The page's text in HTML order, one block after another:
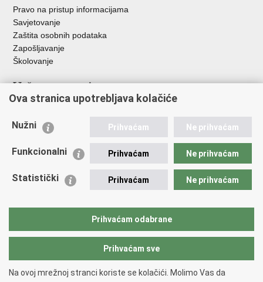
Pravo na pristup informacijama
Savjetovanje
Zaštita osobnih podataka
Zapošljavanje
Školovanje
Važne poveznice
Ministarstvo unutarnjih poslova
Udruge
Policijska akademija
Zaklada policijske solidarnosti
Vučetić"
Ova stranica upotrebljava kolačiće
Nužni Prihvaćam Ne prihvaćam
Funkcionalni Prihvaćam Ne prihvaćam
Statistički Prihvaćam Ne prihvaćam
Prihvaćam odabrane
Prihvaćam sve
Na ovoj mrežnoj stranci koriste se kolačići. Molimo Vas da